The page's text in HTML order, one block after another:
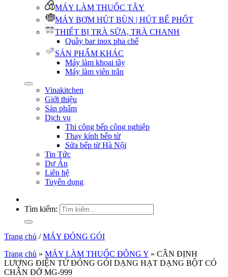
MÁY LÀM THUỐC TÂY
MÁY BƠM HÚT BÙN | HÚT BỂ PHỐT
THIẾT BỊ TRÀ SỮA, TRÀ CHANH
Quầy bar inox pha chế
SẢN PHẨM KHÁC
Máy làm khoai tây
Máy làm viên trân
Vinakitchen
Giới thiệu
Sản phẩm
Dịch vụ
Thi công bếp công nghiệp
Thay kính bếp từ
Sửa bếp từ Hà Nội
Tin Tức
Dự Án
Liên hệ
Tuyển dụng
Tìm kiếm:
Trang chủ / MÁY ĐÓNG GÓI
Trang chủ » MÁY LÀM THUỐC ĐÔNG Y » CÂN ĐỊNH
LƯỢNG ĐIỆN TỬ ĐÓNG GÓI DẠNG HẠT DẠNG BỘT CÓ
CHÂN ĐỠ MG-999